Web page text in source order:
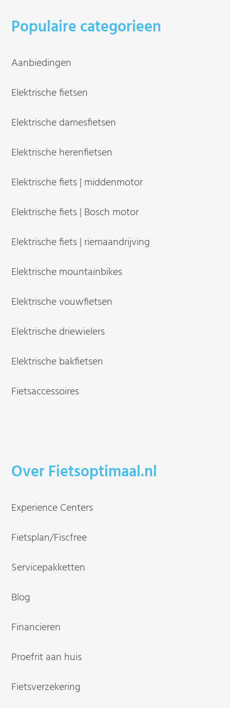
Populaire categorieen
Aanbiedingen
Elektrische fietsen
Elektrische damesfietsen
Elektrische herenfietsen
Elektrische fiets | middenmotor
Elektrische fiets | Bosch motor
Elektrische fiets | riemaandrijving
Elektrische mountainbikes
Elektrische vouwfietsen
Elektrische driewielers
Elektrische bakfietsen
Fietsaccessoires
Over Fietsoptimaal.nl
Experience Centers
Fietsplan/Fiscfree
Servicepakketten
Blog
Financieren
Proefrit aan huis
Fietsverzekering